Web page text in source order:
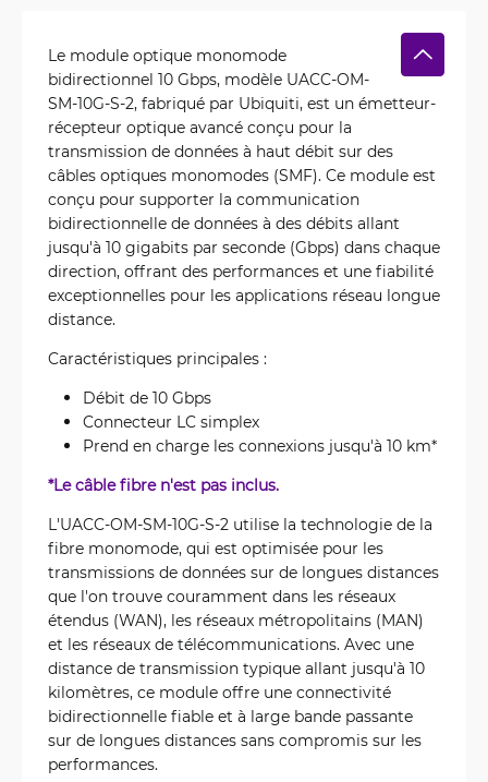
Le module optique monomode
bidirectionnel 10 Gbps, modèle UACC-OM-
SM-10G-S-2, fabriqué par Ubiquiti, est un émetteur-
récepteur optique avancé conçu pour la
transmission de données à haut débit sur des
câbles optiques monomodes (SMF). Ce module est
conçu pour supporter la communication
bidirectionnelle de données à des débits allant
jusqu'à 10 gigabits par seconde (Gbps) dans chaque
direction, offrant des performances et une fiabilité
exceptionnelles pour les applications réseau longue
distance.
Caractéristiques principales :
Débit de 10 Gbps
Connecteur LC simplex
Prend en charge les connexions jusqu'à 10 km*
*Le câble fibre n'est pas inclus.
L'UACC-OM-SM-10G-S-2 utilise la technologie de la
fibre monomode, qui est optimisée pour les
transmissions de données sur de longues distances
que l'on trouve couramment dans les réseaux
étendus (WAN), les réseaux métropolitains (MAN)
et les réseaux de télécommunications. Avec une
distance de transmission typique allant jusqu'à 10
kilomètres, ce module offre une connectivité
bidirectionnelle fiable et à large bande passante
sur de longues distances sans compromis sur les
performances.